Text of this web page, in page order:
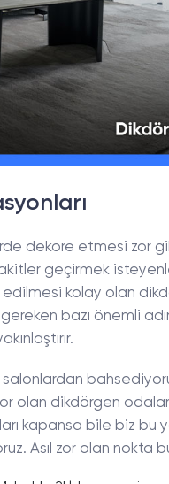
dekore etmesi zor
geçirmek
kolay olan
bazı önemli
bahsediyoruz
olan dikdörgen
kapansa bile biz bu
Asıl zor olan nokta